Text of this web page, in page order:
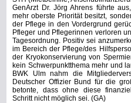
GenArzt Dr. Jörg Ahrens führte
mehr oberste Priorität besitzt,
der Pflege in den Vordergrund
Pfleger und Pflegerinnen verloren
Tagesordnung. Positiv sei
im Bereich der Pflege/des
der Kryokonservierung von
kein Schwerpunktthema mehr und
BWK Ulm nahm die
Deutscher Offizier Bund für die
betonte, dass ohne diese
Schritt nicht möglich sei.(GA)